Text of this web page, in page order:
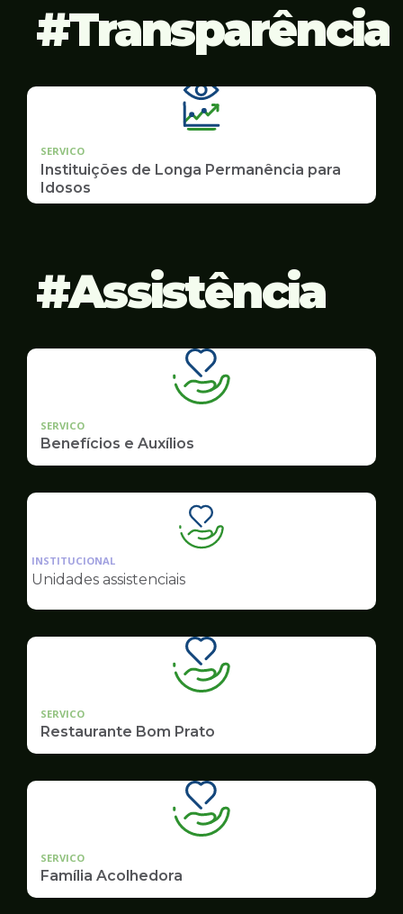
Transparência
SERVICO
Instituições de Longa Permanência para
Idosos
Assistência
SERVICO
Benefícios e Auxílios
Ilustração
da
Assistência
INSTITUCIONAL
Unidades assistenciais
SERVICO
Restaurante Bom Prato
SERVICO
Família Acolhedora